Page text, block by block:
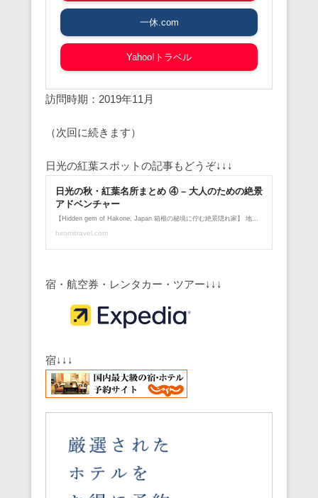
一休.com
Yahoo!トラベル
訪問時期：2019年11月
（次回に続きます）
日光の紅葉スポットの記事もどうぞ↓↓↓
宿・航空券・レンタカー・ツアー↓↓↓
宿↓↓↓